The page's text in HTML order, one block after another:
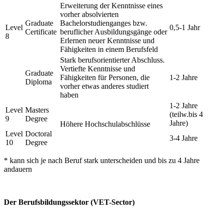
Level
8
Graduate
Certificate
Erweiterung der Kenntnisse eines
vorher absolvierten
Bachelorstudienganges bzw.
beruflicher Ausbildungsgänge oder
Erlernen neuer Kenntnisse und
Fähigkeiten in einem Berufsfeld
0,5-1 Jahr
Graduate
Diploma
Stark berufsorientierter Abschluss.
Vertiefte Kenntnisse und
Fähigkeiten für Personen, die
vorher etwas anderes studiert
haben
1-2 Jahre
Level
9
Masters
Degree
Höhere Hochschulabschlüsse
1-2 Jahre
(teilw.bis 4
Jahre)
Level
10
Doctoral
Degree
3-4 Jahre
* kann sich je nach Beruf stark unterscheiden und bis zu 4 Jahre
andauern
Der Berufsbildungssektor (VET-Sector)